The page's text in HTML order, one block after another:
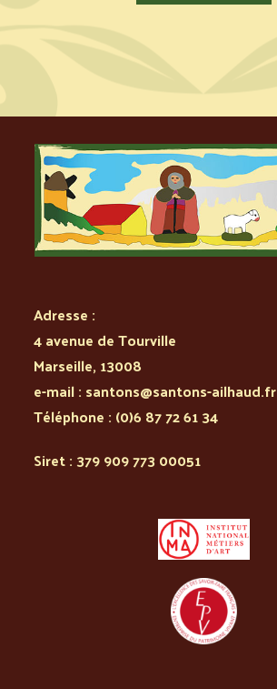
Adresse :
4 avenue de Tourville
Marseille, 13008
e-mail : santons@santons-ailhaud.fr
Téléphone : (0)6 87 72 61 34
Siret : 379 909 773 00051